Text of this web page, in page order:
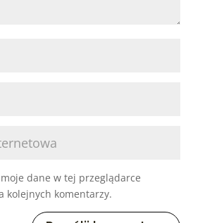
dane w tej przeglądarce
kolejnych komentarzy.